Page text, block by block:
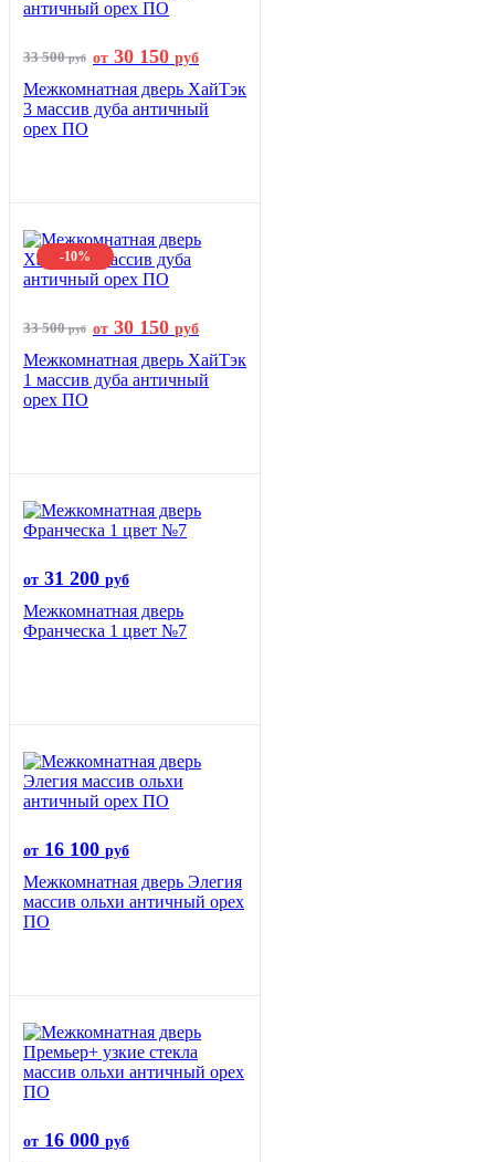
33 500руб от 30 150 руб
Межкомнатная дверь ХайТэк
3 массив дуба античный
орех ПО
-10%
33 500руб от 30 150 руб
Межкомнатная дверь ХайТэк
1 массив дуба античный
орех ПО
от 31 200 руб
Межкомнатная дверь
Франческа 1 цвет №7
от 16 100 руб
Межкомнатная дверь Элегия
массив ольхи античный орех
ПО
от 16 000 руб